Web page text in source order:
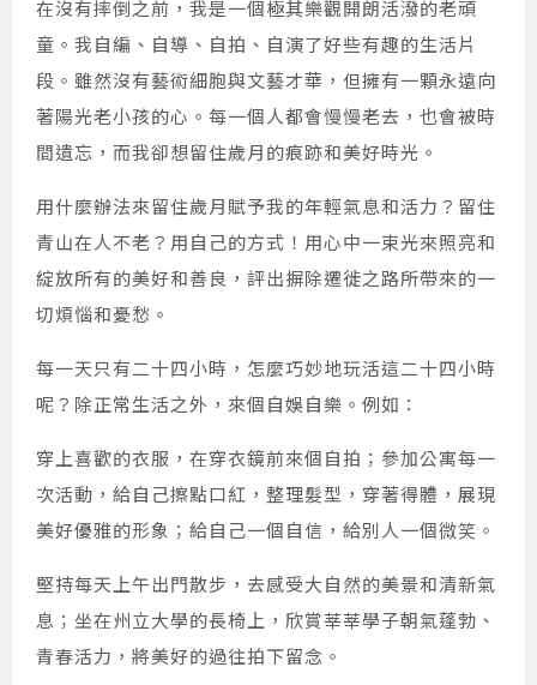
在沒有摔倒之前，我是一個極其樂觀開朗活潑的老頑
童。我自編、自導、自拍、自演了好些有趣的生活片
段。雖然沒有藝術細胞與文藝才華，但擁有一顆永遠向
著陽光老小孩的心。每一個人都會慢慢老去，也會被時
間遺忘，而我卻想留住歲月的痕跡和美好時光。
用什麼辦法來留住歲月賦予我的年輕氣息和活力？留住
青山在人不老？用自己的方式！用心中一束光來照亮和
綻放所有的美好和善良，評出摒除遷徙之路所帶來的一
切煩惱和憂愁。
每一天只有二十四小時，怎麼巧妙地玩活這二十四小時
呢？除正常生活之外，來個自娛自樂。例如：
穿上喜歡的衣服，在穿衣鏡前來個自拍；參加公寓每一
次活動，給自己擦點口紅，整理髮型，穿著得體，展現
美好優雅的形象；給自己一個自信，給別人一個微笑。
堅持每天上午出門散步，去感受大自然的美景和清新氣
息；坐在州立大學的長椅上，欣賞莘莘學子朝氣蓬勃、
青春活力，將美好的過往拍下留念。